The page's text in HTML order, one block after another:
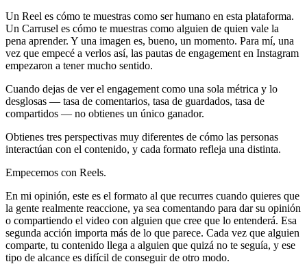
Un Reel es cómo te muestras como ser humano en esta plataforma.
Un Carrusel es cómo te muestras como alguien de quien vale la
pena aprender. Y una imagen es, bueno, un momento. Para mí, una
vez que empecé a verlos así, las pautas de engagement en Instagram
empezaron a tener mucho sentido.
Cuando dejas de ver el engagement como una sola métrica y lo
desglosas — tasa de comentarios, tasa de guardados, tasa de
compartidos — no obtienes un único ganador.
Obtienes tres perspectivas muy diferentes de cómo las personas
interactúan con el contenido, y cada formato refleja una distinta.
Empecemos con Reels.
En mi opinión, este es el formato al que recurres cuando quieres que
la gente realmente reaccione, ya sea comentando para dar su opinión
o compartiendo el video con alguien que cree que lo entenderá. Esa
segunda acción importa más de lo que parece. Cada vez que alguien
comparte, tu contenido llega a alguien que quizá no te seguía, y ese
tipo de alcance es difícil de conseguir de otro modo.